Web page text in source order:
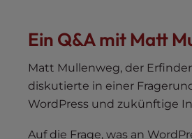
Ein Q&A mit Matt
Matt Mullenweg, der
diskutierte in einer
WordPress und zukünftige
Auf die Frage, was an